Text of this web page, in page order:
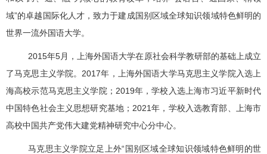
域”的卓越国际化人才，致力于建成国别区域全球知识领域特色鲜明的
世界一流外国语大学。
2015年5月，上海外国语大学在原社会科学教研部的基础上成立
了马克思主义学院。 2017年，上海外国语大学马克思主义学院入选上
海高校示范马克思主义学院； 2019年，学校入选上海市习近平新时代
中国特色社会主义思想研究基地； 2021年，学校入选教育部、上海市
高校中国共产党伟大建党精神研究中心分中心。
马克思主义学院立足上外“国别区域全球知识领域特色鲜明的世